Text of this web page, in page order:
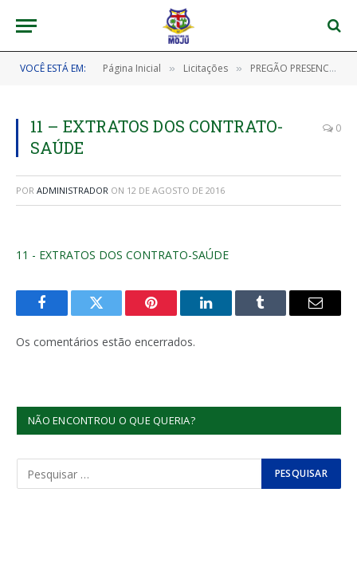
VOCÊ ESTÁ EM: Página Inicial » Licitações » PREGÃO PRESENCIAL N° 012/2016
11 – EXTRATOS DOS CONTRATO-
SAÚDE
0
POR ADMINISTRADOR ON 12 DE AGOSTO DE 2016
11 - EXTRATOS DOS CONTRATO-SAÚDE
FacebookTwitter Pinterest LinkedInTumblr
E-
Os comentários estão encerrados.
NÃO ENCONTROU O QUE QUERIA?